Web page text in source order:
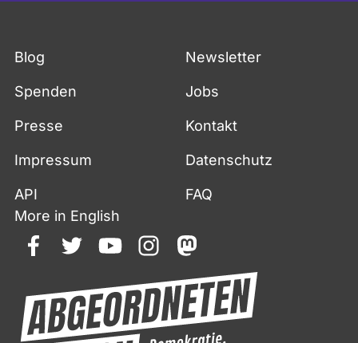
Blog Newsletter
Spenden Jobs
Presse Kontakt
Impressum Datenschutz
API
FAQ
More in English
facebooktwitteryoutubeinstagrammastodon